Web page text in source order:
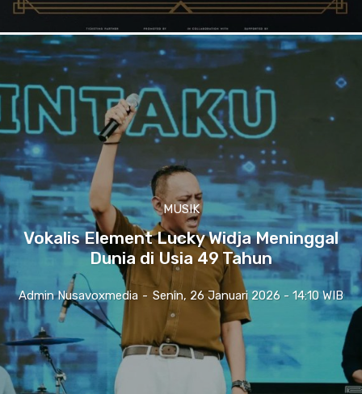
MUSIK
Vokalis Element Lucky Widja Meninggal
Dunia di Usia 49 Tahun
Admin Nusavoxmedia - Senin, 26 Januari 2026 - 14:10 WIB